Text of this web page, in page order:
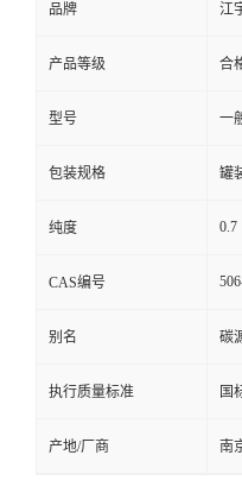
品牌 江
产品等级 合
型号 一
包装规格 罐
纯度 0.7
CAS编号
别名 碳
执行质量标准 国
产地/厂商 南